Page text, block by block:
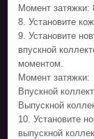
Момент затяжки:
8. Установите
9. Установите
впускной
моментом.
Момент затяжки:
Впускной
Выпускной
10. Установите
выпускной